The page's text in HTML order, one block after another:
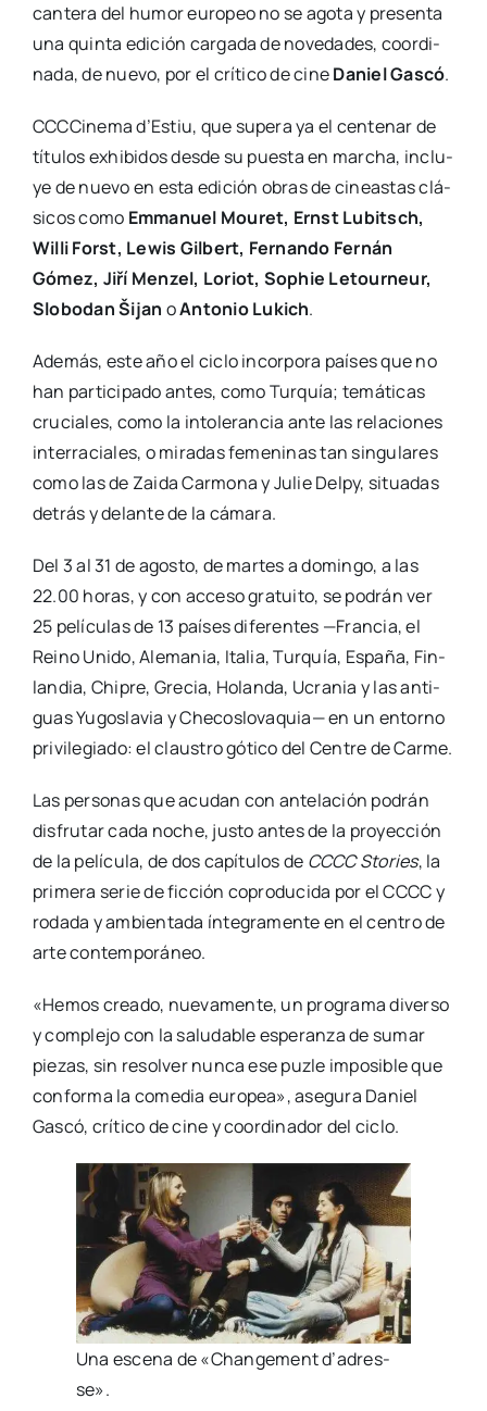
can­te­ra del humor euro­peo no se ago­ta y pre­sen­ta
una quin­ta edi­ción car­ga­da de nove­da­des, coor­di­
na­da, de nue­vo, por el crí­ti­co de cineDaniel Gas­có.
CCC­Ci­ne­ma d’Estiu, que supera ya el cen­te­nar de
títu­los exhi­bi­dos des­de su pues­ta en mar­cha, inclu­
ye de nue­vo en esta edi­ción obras de cineas­tas clá­
si­cos como Emma­nuel Mou­ret, Ernst Lubitsch,
Willi Forst, Lewis Gil­bert, Fer­nan­do Fer­nán
Gómez, Jiří Men­zel, Loriot, Sophie Letour­neur,
Slo­bo­dan Šijan oAnto­nio Lukich.
Ade­más, este año el ciclo incor­po­ra paí­ses que no
han par­ti­ci­pa­do antes, como Tur­quía; temá­ti­cas
cru­cia­les, como la into­le­ran­cia ante las rela­cio­nes
inter­ra­cia­les, o mira­das feme­ni­nas tan sin­gu­la­res
como las de Zai­da Car­mo­na y Julie Delpy, situa­das
detrás y delan­te de la cáma­ra.
Del 3 al 31 de agos­to, de mar­tes a domin­go, a las
22.00 horas, y con acce­so gra­tui­to, se podrán ver
25 pelí­cu­las de 13 paí­ses dife­ren­tes —Fran­cia, el
Rei­no Uni­do, Ale­ma­nia, Ita­lia, Tur­quía, Espa­ña, Fin­
lan­dia, Chi­pre, Gre­cia, Holan­da, Ucra­nia y las anti­
guas Yugos­la­via y Che­cos­lo­va­quia— en un entorno
pri­vi­le­gia­do: el claus­tro góti­co del Cen­tre de Car­me.
Las per­so­nas que acu­dan con ante­la­ción podrán
dis­fru­tar cada noche, jus­to antes de la pro­yec­ción
de la pelí­cu­la, de dos capí­tu­los de CCCC Sto­ries, la
pri­me­ra serie de fic­ción copro­du­ci­da por el CCCC y
roda­da y ambien­ta­da ínte­gra­men­te en el cen­tro de
arte con­tem­po­rá­neo.
«Hemos crea­do, nue­va­men­te, un pro­gra­ma diver­so
y com­ple­jo con la salu­da­ble espe­ran­za de sumar
pie­zas, sin resol­ver nun­ca ese puz­le impo­si­ble que
con­for­ma la come­dia euro­pea», ase­gu­ra Daniel
Gas­có, crí­ti­co de cine y coor­di­na­dor del ciclo.
Una esce­na de «Chan­ge­ment d’a­dres­
se».